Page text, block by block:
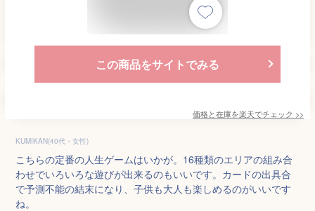
この商品をサイトでみる
価格と在庫を楽天でチェック >>
KUMIKAN(40代・女性)
こちらの定番の人生ゲームはいかが。16種類のエリアの組み合
わせでいろいろな遊びが出来るのもいいです。カードの出具合
で予測不能の結末になり、子供も大人も楽しめるのがいいです
ね。